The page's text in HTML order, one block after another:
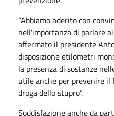
“Abbiamo aderito con
nell'importanza di parlare
affermato il presidente
disposizione etilometri
la presenza di sostanze
utile anche per prevenire il
droga dello stupro”.
Soddisfazione anche da